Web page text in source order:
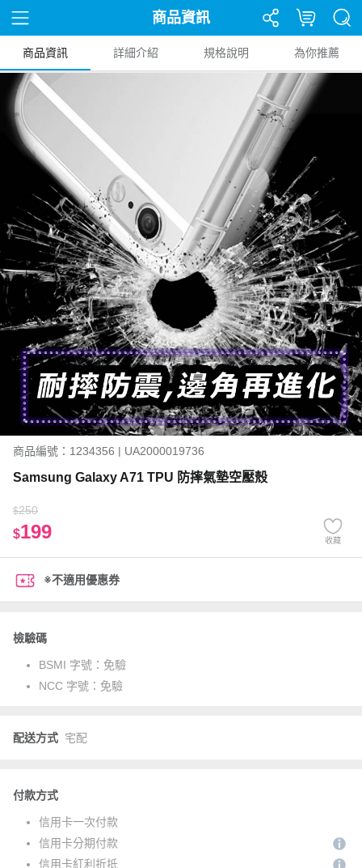
商品資訊
商品資訊 詳細介紹 規格說明 為你推薦
商品編號：1234356 | UA2000019736
Samsung Galaxy A71 TPU 防摔氣墊空壓殼
$250
$199 收藏
※不適用優惠券
檢驗碼
BSMI 字號： 免驗
NCC 字號： 免驗
配送方式 宅配
付款方式
信用卡一次付款
信用卡分期付款
信用卡紅利折抵